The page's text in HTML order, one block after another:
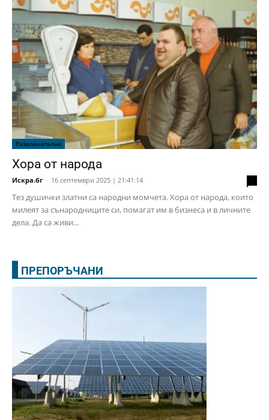
Развлекателно
Хора от народа
Искра.бг - 16 септември 2025 | 21:41:14
Тез душички златни са народни момчета. Хора от народа, които
милеят за сънародниците си, помагат им в бизнеса и в личните
дела. Да са живи...
ПРЕПОРЪЧАНИ